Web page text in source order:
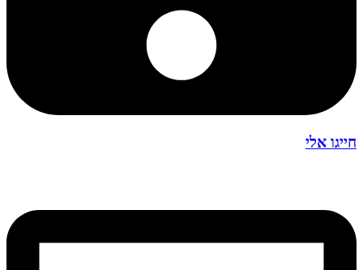
חייגו אלי